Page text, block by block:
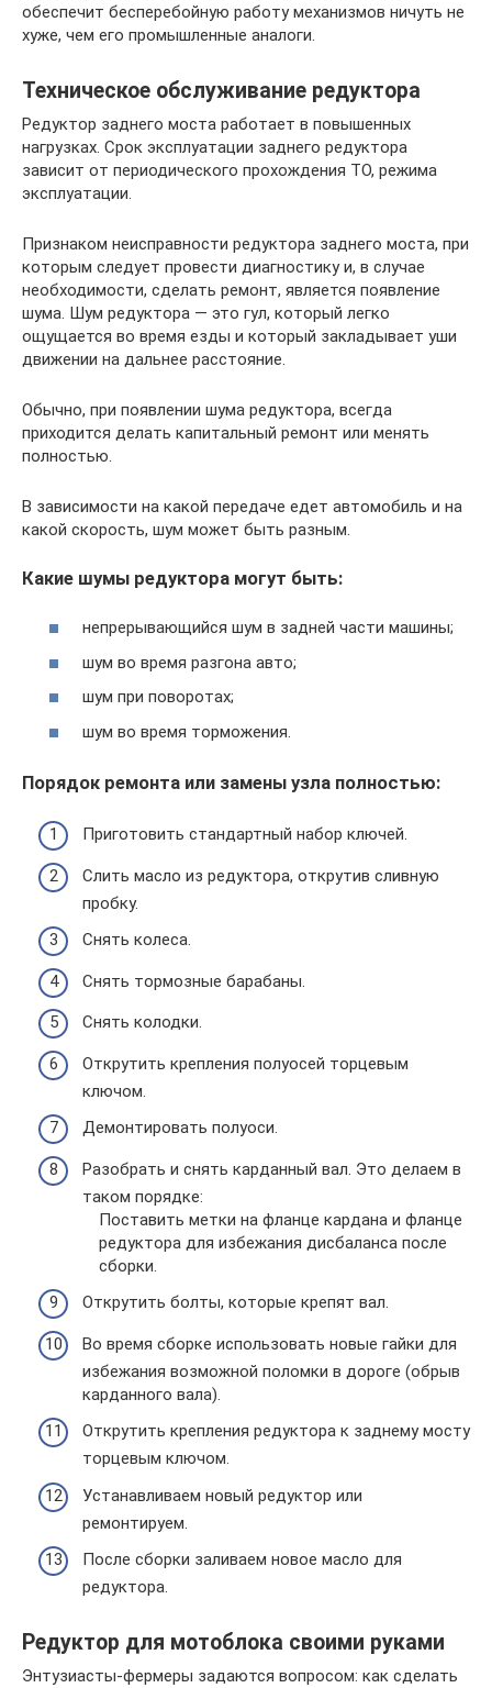
обеспечит бесперебойную работу механизмов ничуть не
хуже, чем его промышленные аналоги.
Техническое обслуживание редуктора
Редуктор заднего моста работает в повышенных
нагрузках. Срок эксплуатации заднего редуктора
зависит от периодического прохождения ТО, режима
эксплуатации.
Признаком неисправности редуктора заднего моста, при
которым следует провести диагностику и, в случае
необходимости, сделать ремонт, является появление
шума. Шум редуктора — это гул, который легко
ощущается во время езды и который закладывает уши
движении на дальнее расстояние.
Обычно, при появлении шума редуктора, всегда
приходится делать капитальный ремонт или менять
полностью.
В зависимости на какой передаче едет автомобиль и на
какой скорость, шум может быть разным.
Какие шумы редуктора могут быть:
непрерывающийся шум в задней части машины;
шум во время разгона авто;
шум при поворотах;
шум во время торможения.
Порядок ремонта или замены узла полностью:
Приготовить стандартный набор ключей.
Слить масло из редуктора, открутив сливную
пробку.
Снять колеса.
Снять тормозные барабаны.
Снять колодки.
Открутить крепления полуосей торцевым
ключом.
Демонтировать полуоси.
Разобрать и снять карданный вал. Это делаем в
таком порядке:
Поставить метки на фланце кардана и фланце
редуктора для избежания дисбаланса после
сборки.
Открутить болты, которые крепят вал.
Во время сборке использовать новые гайки для
избежания возможной поломки в дороге (обрыв
карданного вала).
Открутить крепления редуктора к заднему мосту
торцевым ключом.
Устанавливаем новый редуктор или
ремонтируем.
После сборки заливаем новое масло для
редуктора.
Редуктор для мотоблока своими руками
Энтузиасты-фермеры задаются вопросом: как сделать